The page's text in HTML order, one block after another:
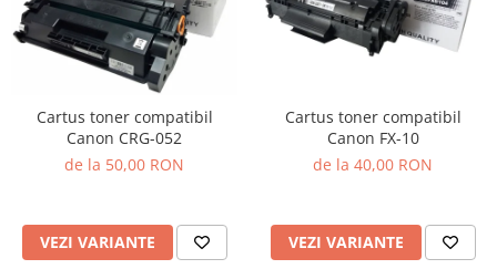
Cartus toner compatibil
Canon CRG-052
de la 50,00 RON
VEZI VARIANTE
Cartus toner compatibil
Canon FX-10
de la 40,00 RON
VEZI VARIANTE